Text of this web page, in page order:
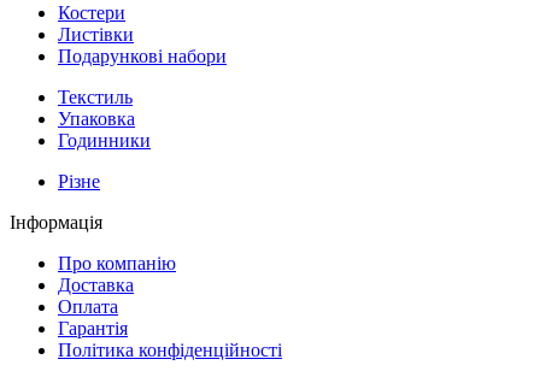
Костери
Листівки
Подарункові набори
Текстиль
Упаковка
Годинники
Різне
Інформація
Про компанію
Доставка
Оплата
Гарантія
Політика конфіденційності